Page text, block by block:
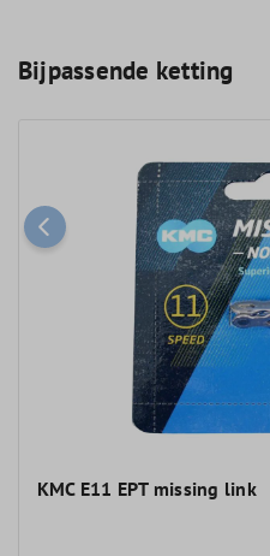
Bijpassende ketting
KMC E11 EPT missing link